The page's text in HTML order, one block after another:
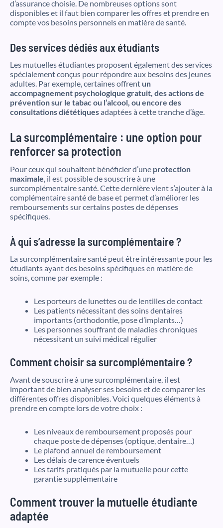
d’assurance choisie. De nombreuses options sont
disponibles et il faut bien comparer les offres et prendre en
compte vos besoins personnels en matière de santé.
Des services dédiés aux étudiants
Les mutuelles étudiantes proposent également des services
spécialement conçus pour répondre aux besoins des jeunes
adultes. Par exemple, certaines offrent un
accompagnement psychologique gratuit, des actions de
prévention sur le tabac ou l’alcool, ou encore des
consultations diététiquesadaptées à cette tranche d’âge.
La surcomplémentaire : une option pour
renforcer sa protection
Pour ceux qui souhaitent bénéficier d’une protection
maximale, il est possible de souscrire à une
surcomplémentaire santé. Cette dernière vient s’ajouter à la
complémentaire santé de base et permet d’améliorer les
remboursements sur certains postes de dépenses
spécifiques.
À qui s’adresse la surcomplémentaire ?
La surcomplémentaire santé peut être intéressante pour les
étudiants ayant des besoins spécifiques en matière de
soins, comme par exemple :
Les porteurs de lunettes ou de lentilles de contact
Les patients nécessitant des soins dentaires
importants (orthodontie, pose d’implants…)
Les personnes souffrant de maladies chroniques
nécessitant un suivi médical régulier
Comment choisir sa surcomplémentaire ?
Avant de souscrire à une surcomplémentaire, il est
important de bien analyser ses besoins et de comparer les
différentes offres disponibles. Voici quelques éléments à
prendre en compte lors de votre choix :
Les niveaux de remboursement proposés pour
chaque poste de dépenses (optique, dentaire…)
Le plafond annuel de remboursement
Les délais de carence éventuels
Les tarifs pratiqués par la mutuelle pour cette
garantie supplémentaire
Comment trouver la mutuelle étudiante
adaptée